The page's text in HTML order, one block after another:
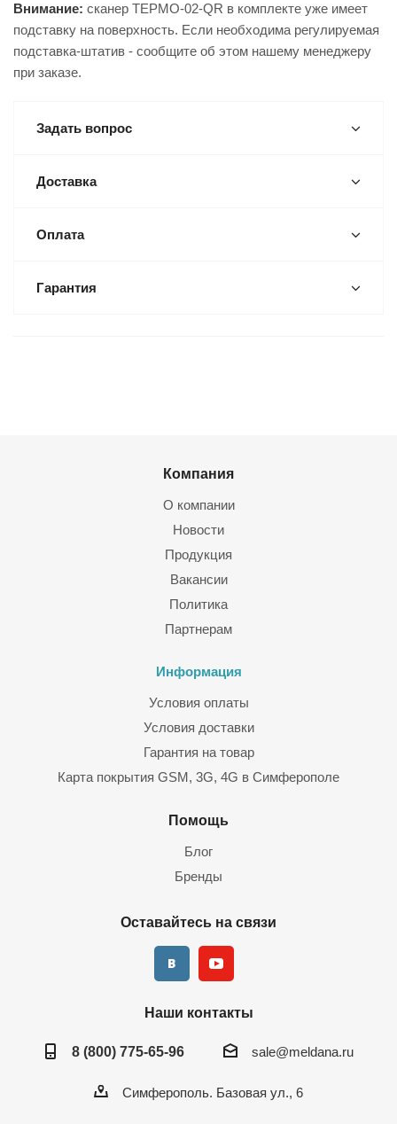
Внимание: сканер ТЕРМО-02-QR в комплекте уже имеет
подставку на поверхность. Если необходима регулируемая
подставка-штатив - сообщите об этом нашему менеджеру
при заказе.
Задать вопрос
Доставка
Оплата
Гарантия
Компания
О компании
Новости
Продукция
Вакансии
Политика
Партнерам
Информация
Условия оплаты
Условия доставки
Гарантия на товар
Карта покрытия GSM, 3G, 4G в Симферополе
Помощь
Блог
Бренды
Оставайтесь на связи
Наши контакты
8 (800) 775-65-96 sale@meldana.ru
Симферополь. Базовая ул., 6